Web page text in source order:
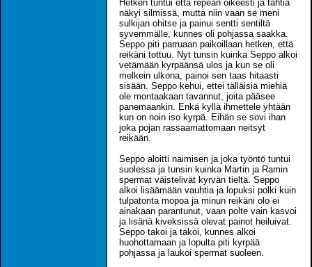
Hetken tuntui että repeän oikeesti ja tähtiä
näkyi silmissä, mutta niin vaan se meni
sulkijan ohitse ja painui sentti sentiltä
syvemmälle, kunnes oli pohjassa saakka.
Seppo piti parruaan paikoillaan hetken, että
reikäni tottuu. Nyt tunsin kuinka Seppo alkoi
vetämään kyrpäänsä ulos ja kun se oli
melkein ulkona, painoi sen taas hitaasti
sisään. Seppo kehui, ettei tälläisiä miehiä
ole montaakaan tavannut, joita pääsee
panemaankin. Enkä kyllä ihmettele yhtään
kun on noin iso kyrpä. Eihän se sovi ihan
joka pojan rassaamattomaan neitsyt
reikään.
Seppo aloitti naimisen ja joka työntö tuntui
suolessa ja tunsin kuinka Martin ja Ramin
spermat väistelivät kyrvän tieltä. Seppo
alkoi lisäämään vauhtia ja lopuksi polki kuin
tulpatonta mopoa ja minun reikäni olo ei
ainakaan parantunut, vaan polte vain kasvoi
ja lisänä kiveksissä olevat painot heiluivat.
Seppo takoi ja takoi, kunnes alkoi
huohottamaan ja lopulta piti kyrpää
pohjassa ja laukoi spermat suoleen.